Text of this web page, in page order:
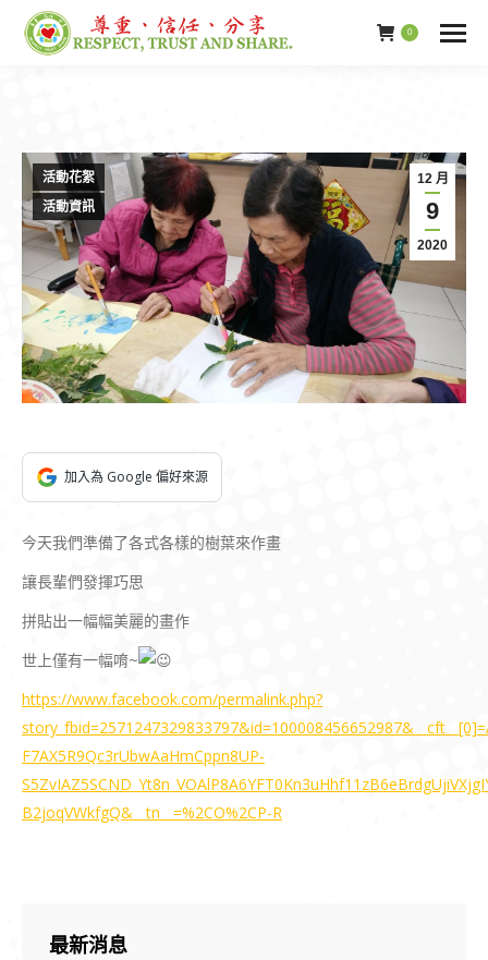
0
12 月
9
2020
活動花絮
活動資訊
加入為 Google 偏好來源
今天我們準備了各式各樣的樹葉來作畫
讓長輩們發揮巧思
拼貼出一幅幅美麗的畫作
世上僅有一幅唷~
https://www.facebook.com/permalink.php?
F7AX5R9Qc3rUbwAaHmCppn8UP-
B2joqVWkfgQ&__tn__=%2CO%2CP-R
最新消息